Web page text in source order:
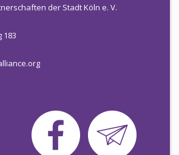
der Stadt Köln e. V.
183